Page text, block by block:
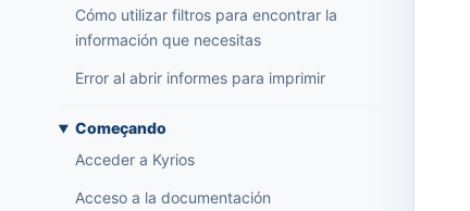
Cómo utilizar filtros para encontrar la
información que necesitas
Error al abrir informes para imprimir
Começando
Acceder a Kyrios
Acceso a la documentación